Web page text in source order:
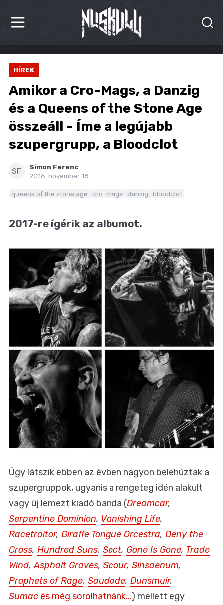
HÍREK
KRITIKÁK
BESZÁMOLÓK
INTERJÚK
PREMIEREK
KULT
MÁSVILÁG
HÍREK
Amikor a Cro-Mags, a Danzig
és a Queens of the Stone Age
összeáll - Íme a legújabb
szupergrupp, a Bloodclot
SF
Simon Ferenc
2016. november 18.
queens of the stone age cro-mags danzig bloodclot
2017-re ígérik az albumot.
Úgy látszik ebben az évben nagyon belehúztak a
szupergruppok, ugyanis a rengeteg idén alakult
vagy új lemezt kiadó banda (Dreamcar,
Serpentine Dominion, Vanishing Life,
Racetraitor, Giraffe Tongue Orcestra, Deny the
Cross, Hundred Suns, Sect, Gone Is Gone, Trade
Wind,Asphalt Graves, Scour, Sinsaenum,
Prophets of Rage, Saudade, Dunsmuir,
Sumac és még sorolhatnánk...) mellett egy